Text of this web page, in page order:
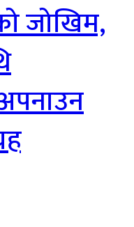
जोखिम,